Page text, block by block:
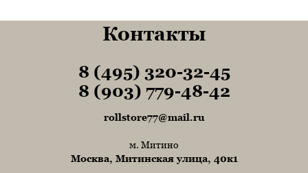
Контакты
rollstore77@mail.ru
м. Митино
Москва, Митинская улица, 40к1
8 (495) 320-32-45
8 (903) 779-48-42
Tel1
Tel1